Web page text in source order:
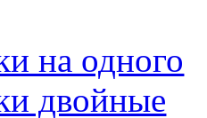
на одного
двойные